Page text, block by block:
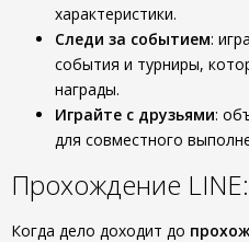
характеристики.
Следи за событием:
события и турниры,
награды.
Играйте с друзьями:
для совместного
Прохождение
Когда дело доходит до